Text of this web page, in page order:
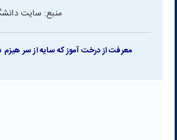
منبع: سایت
معرفت از درخت آموز که سایه از سر